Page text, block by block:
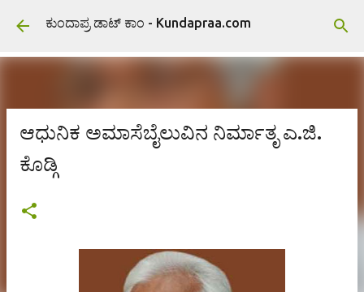
ವಿಷಯಕ್ಕೆ ಹೋಗಿ
ಕುಂದಾಪ್ರ ಡಾಟ್ ಕಾಂ - Kundapraa.com
ಆಧುನಿಕ ಅಮಾಸೆಬೈಲುವಿನ ನಿರ್ಮಾತೃ ಎ.ಜಿ.
ಕೊಡ್ಗಿ